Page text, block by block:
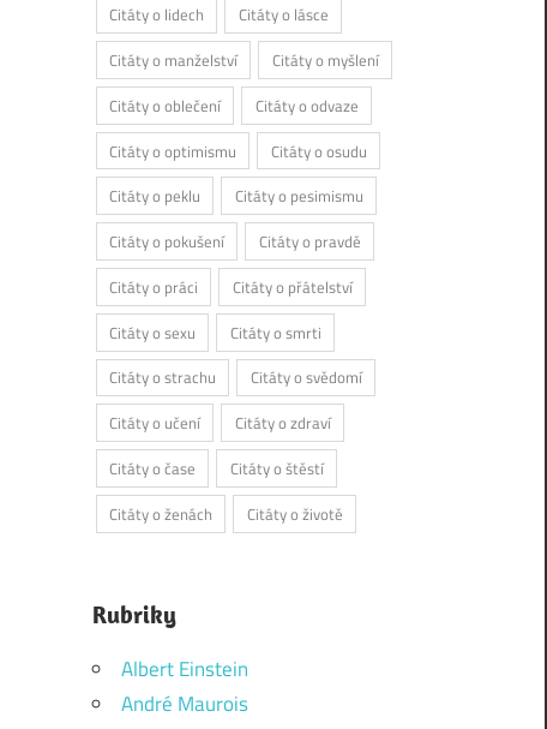
Citáty o lidech
Citáty o lásce
Citáty o manželství
Citáty o myšlení
Citáty o oblečení
Citáty o odvaze
Citáty o optimismu
Citáty o osudu
Citáty o peklu
Citáty o pesimismu
Citáty o pokušení
Citáty o pravdě
Citáty o práci
Citáty o přátelství
Citáty o sexu
Citáty o smrti
Citáty o strachu
Citáty o svědomí
Citáty o učení
Citáty o zdraví
Citáty o čase
Citáty o štěstí
Citáty o ženách
Citáty o životě
Rubriky
Albert Einstein
André Maurois